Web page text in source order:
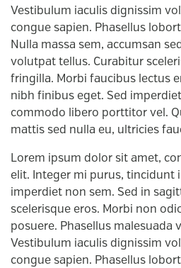
Vestibulum iaculis dignissim
congue sapien. Phasellus
Nulla massa sem, accumsan
volutpat tellus. Curabitur
fringilla. Morbi faucibus lectus
nibh finibus eget. Sed
commodo libero porttitor vel.
mattis sed nulla eu, ultricies
Lorem ipsum dolor sit amet,
elit. Integer mi purus, tincidunt
imperdiet non sem. Sed in
scelerisque eros. Morbi non
posuere. Phasellus malesuada
Vestibulum iaculis dignissim
congue sapien. Phasellus